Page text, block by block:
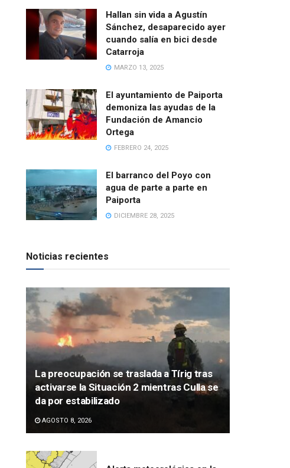
Hallan sin vida a Agustín
Sánchez, desaparecido ayer
cuando salía en bici desde
Catarroja
MARZO 13, 2025
El ayuntamiento de Paiporta
demoniza las ayudas de la
Fundación de Amancio
Ortega
FEBRERO 24, 2025
El barranco del Poyo con
agua de parte a parte en
Paiporta
DICIEMBRE 28, 2025
Noticias recientes
La preocupación se traslada a Tírig tras
activarse la Situación 2 mientras Culla se
da por estabilizado
AGOSTO 8, 2026